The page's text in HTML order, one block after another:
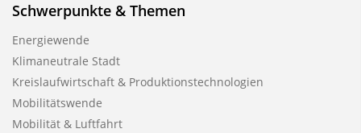
Schwerpunkte & Themen
Energiewende
Klimaneutrale Stadt
Kreislaufwirtschaft & Produktionstechnologien
Mobilitätswende
Mobilität & Luftfahrt